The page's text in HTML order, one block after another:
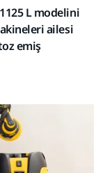
L modelini
ailesi
emiş